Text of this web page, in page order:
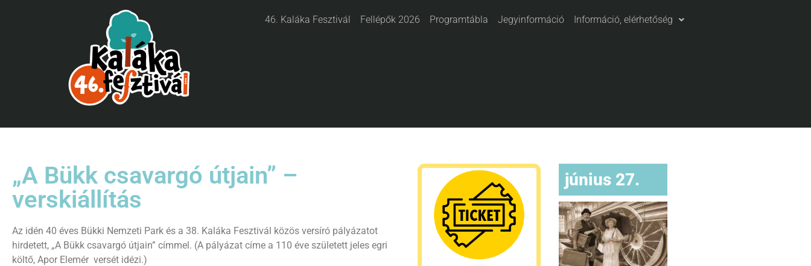
46. Kaláka Fesztivál Fellépők 2026 Programtábla Jegyinformáció Információ, elérhetőség
„A Bükk csavargó útjain” –
verskiállítás
Az idén 40 éves Bükki Nemzeti Park és a 38. Kaláka Fesztivál közös versíró pályázatot
hirdetett, „A Bükk csavargó útjain” címmel. (A pályázat címe a 110 éve született jeles egri
költő, Apor Elemér versét idézi.)
június 27.